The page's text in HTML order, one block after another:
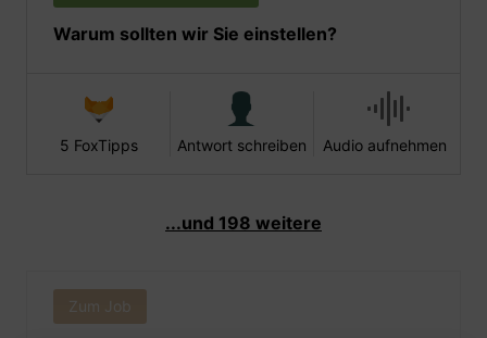
Warum sollten wir Sie einstellen?
5 FoxTipps Antwort schreiben Audio aufnehmen
...und 198 weitere
Zum Job